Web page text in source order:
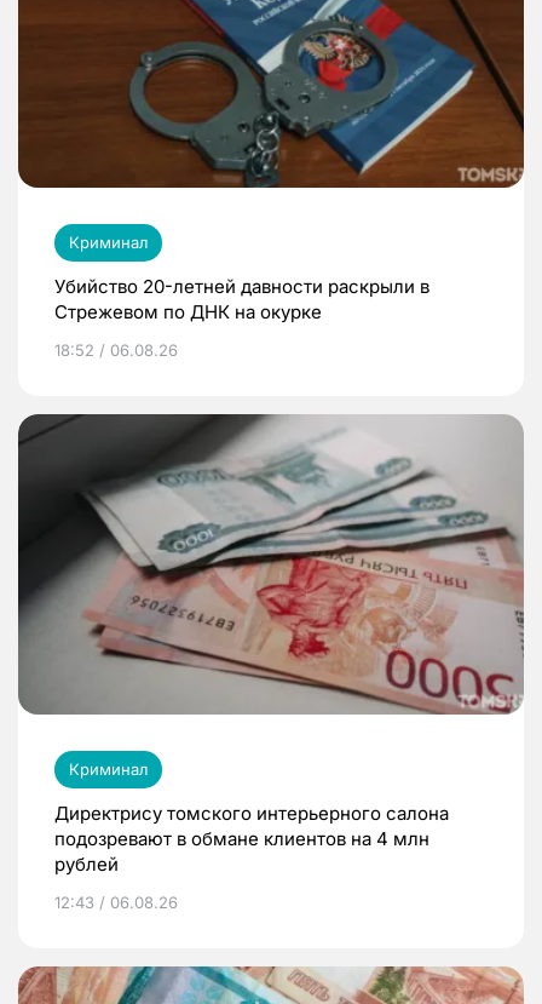
Криминал
Убийство 20-летней давности раскрыли в
Стрежевом по ДНК на окурке
18:52 / 06.08.26
Криминал
Директрису томского интерьерного салона
подозревают в обмане клиентов на 4 млн
рублей
12:43 / 06.08.26